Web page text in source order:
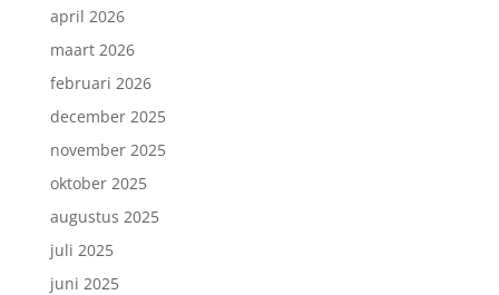
april 2026
maart 2026
februari 2026
december 2025
november 2025
oktober 2025
augustus 2025
juli 2025
juni 2025